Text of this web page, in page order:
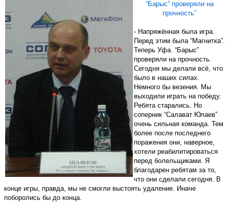
“Барыс” проверяли на
прочность”
- Напряжённая была игра.
Перед этим была “Магнитка”.
Теперь Уфа. “Барыс”
проверяли на прочность.
Сегодня мы делали всё, что
было в наших силах.
Немного бы везения. Мы
выходили играть на победу.
Ребята старались. Но
соперник “Салават Юлаев”
очень сильная команда. Тем
более после последнего
поражения они, наверное,
хотели реабилитироваться
перед болельщиками. Я
благодарен ребятам за то,
что они сделали сегодня. В
конце игры, правда, мы не смогли выстоять удаление. Иначе
поборолись бы до конца.